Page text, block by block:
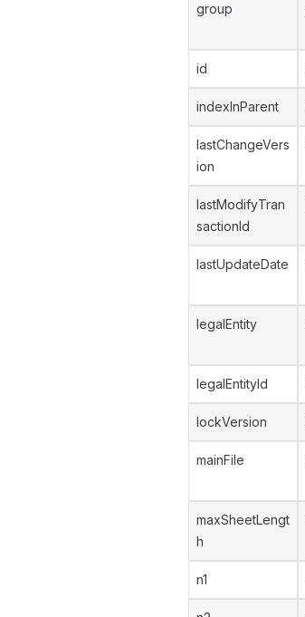
group
id
indexInParent
lastChangeVers
ion
lastModifyTran
sactionId
lastUpdateDate
legalEntity
legalEntityId
lockVersion
mainFile
maxSheetLengt
h
n1